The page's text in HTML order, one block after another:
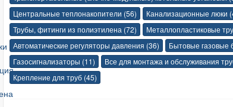
Центральные теплонакопители (56)
Канализационные люки
Трубы, фитинги из полиэтилена (72)
Металлопластиковые
Автоматические регуляторы давления (36)
Бытовые газовые
Газосигнализаторы (11)
Все для монтажа и обслуживания
Крепление для труб (45)